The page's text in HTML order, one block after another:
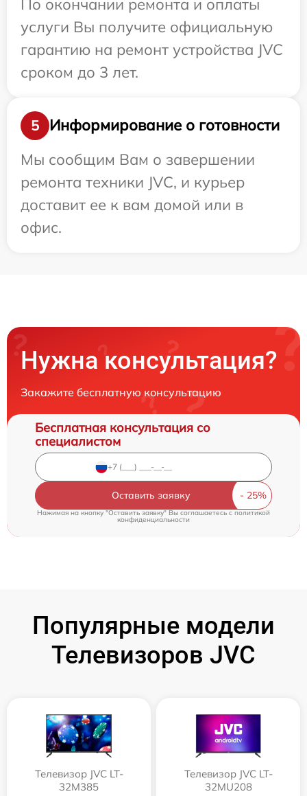
По окончании ремонта и оплаты
услуги Вы получите официальную
гарантию на ремонт устройства JVC
сроком до 3 лет.
5
Информирование о готовности
Мы сообщим Вам о завершении
ремонта техники JVC, и курьер
доставит ее к вам домой или в
офис.
Нужна консультация?
Закажите бесплатную консультацию
Бесплатная консультация со
специалистом
Оставить заявку
Нажимая на кнопку "Оставить заявку" Вы соглашаетесь cполитикой
конфиденциальности
Популярные модели
Телевизоров JVC
Телевизор JVC LT-
32M385
Телевизор JVC LT-
32MU208